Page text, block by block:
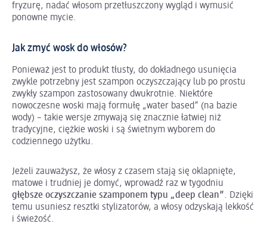
fryzurę, nadać włosom przetłuszczony wygląd i wymusić
ponowne mycie.
Jak zmyć wosk do włosów?
Ponieważ jest to produkt tłusty, do dokładnego usunięcia
zwykle potrzebny jest szampon oczyszczający lub po prostu
zwykły szampon zastosowany dwukrotnie. Niektóre
nowoczesne woski mają formułę „water based” (na bazie
wody) – takie wersje zmywają się znacznie łatwiej niż
tradycyjne, ciężkie woski i są świetnym wyborem do
codziennego użytku.
Jeżeli zauważysz, że włosy z czasem stają się oklapnięte,
matowe i trudniej je domyć, wprowadź raz w tygodniu
głębsze oczyszczanie szamponem typu „deep clean”. Dzięki
temu usuniesz resztki stylizatorów, a włosy odzyskają lekkość
i świeżość.